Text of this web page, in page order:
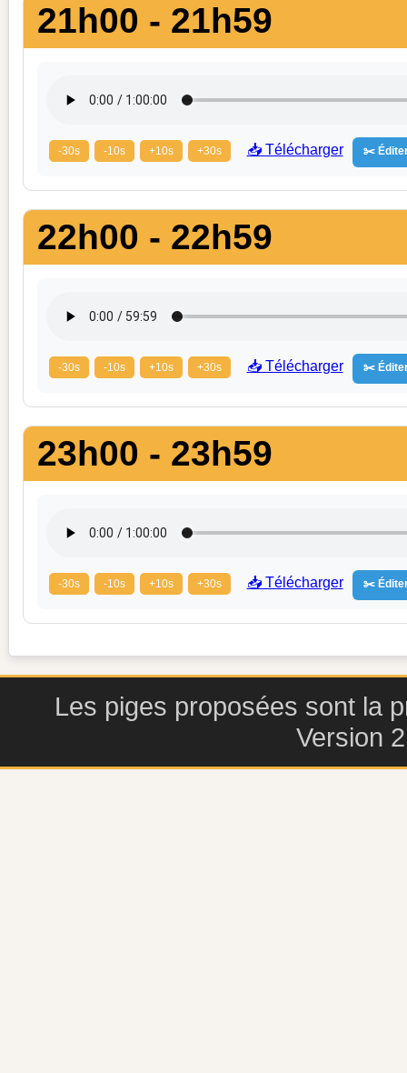
21h00 - 21h59
-30s -10s +10s +30s 📥 Télécharger ✂️
22h00 - 22h59
-30s -10s +10s +30s 📥 Télécharger ✂️
23h00 - 23h59
-30s -10s +10s +30s 📥 Télécharger ✂️
Les piges proposées sont la
Version